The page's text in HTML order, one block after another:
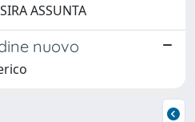
ASSUNTA
nuovo